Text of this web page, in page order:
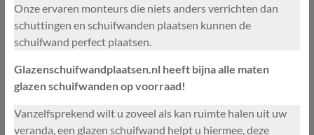
Onze ervaren monteurs die niets anders verrichten dan
schuttingen en schuifwanden plaatsen kunnen de
schuifwand perfect plaatsen.
Glazenschuifwandplaatsen.nl heeft bijna alle maten
glazen schuifwanden op voorraad!
Vanzelfsprekend wilt u zoveel als kan ruimte halen uit uw
veranda, een glazen schuifwand helpt u hiermee, deze